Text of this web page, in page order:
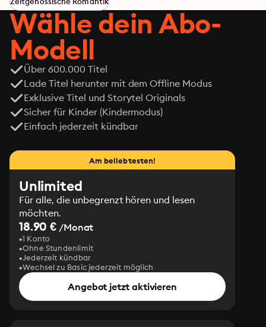
Wähle dein Abo-
Modell
Über 600.000 Titel
Lade Titel herunter mit dem Offline Modus
Exklusive Titel und Storytel Originals
Sicher für Kinder (Kindermodus)
Einfach jederzeit kündbar
Am beliebtesten!
Unlimited
Für alle, die unbegrenzt hören und lesen
möchten.
18.90 € /Monat
1 Konto
Ohne Stundenlimit
Jederzeit kündbar
Wechsel zu Basic jederzeit möglich
Angebot jetzt aktivieren